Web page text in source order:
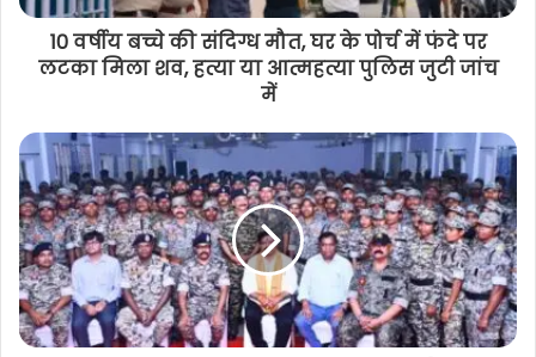
10 वर्षीय बच्चे की संदिग्ध मौत, घर के पोर्च में फंदे पर
लटका मिला शव, हत्या या आत्महत्या पुलिस जुटी जांच
में